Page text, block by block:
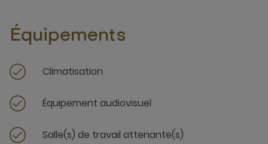
Équipements
Climatisation
Équipement audiovisuel
Salle(s) de travail attenante(s)